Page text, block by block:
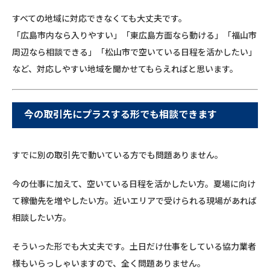
すべての地域に対応できなくても大丈夫です。
「広島市内なら入りやすい」「東広島方面なら動ける」「福山市
周辺なら相談できる」「松山市で空いている日程を活かしたい」
など、対応しやすい地域を聞かせてもらえればと思います。
今の取引先にプラスする形でも相談できます
すでに別の取引先で動いている方でも問題ありません。
今の仕事に加えて、空いている日程を活かしたい方。夏場に向け
て稼働先を増やしたい方。近いエリアで受けられる現場があれば
相談したい方。
そういった形でも大丈夫です。土日だけ仕事をしている協力業者
様もいらっしゃいますので、全く問題ありません。